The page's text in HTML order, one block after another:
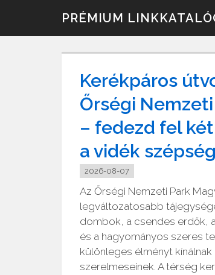
content
PRÉMIUM
Kerékpáros
Őrségi
– fedezd fel
a vidék
2026-08-07
Az Őrségi Nemzeti Park
legváltozatosabb
dombok, a csendes erdők,
és a hagyományos szeres
különleges élményt
szerelmeseinek. A térség